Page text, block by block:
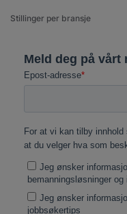
Stillinger per bransje